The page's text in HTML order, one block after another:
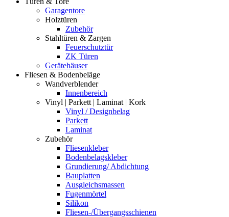
Garagentore
Holztüren
Zubehör
Stahltüren & Zargen
Feuerschutztür
ZK Türen
Gerätehäuser
Fliesen & Bodenbeläge
Wandverblender
Innenbereich
Vinyl | Parkett | Laminat | Kork
Vinyl / Designbelag
Parkett
Laminat
Zubehör
Fliesenkleber
Bodenbelagskleber
Grundierung/ Abdichtung
Bauplatten
Ausgleichsmassen
Fugenmörtel
Silikon
Fliesen-/Übergangsschienen